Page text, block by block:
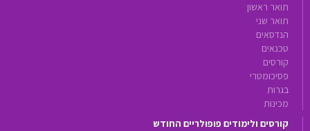
תואר ראשון
תואר שני
הנדסאים
טכנאים
קורסים
פסיכומטרי
בגרות
מכינות
קורסים ולימודים פופולריים החודש